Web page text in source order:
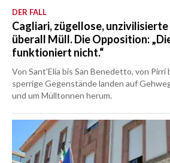
DER FALL
Cagliari, zügellose,
überall Müll. Die Opposition:
funktioniert nicht.“
Von Sant'Elia bis San Benedetto, von Pirri
sperrige Gegenstände landen auf
und um Mülltonnen herum.